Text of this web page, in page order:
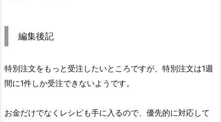
編集後記
特別注文をもっと受注したいところですが、特別注文は1週
間に1件しか受注できないようです。
お金だけでなくレシピも手に入るので、優先的に対応して